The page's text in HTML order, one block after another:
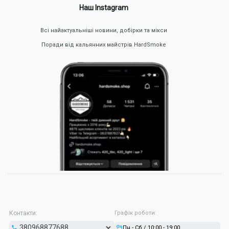
Наш Instagram
Всі найактуальніші новини, добірки та мікси
Поради від кальянних майстрів HardSmoke
Контакти: Графік роботи: